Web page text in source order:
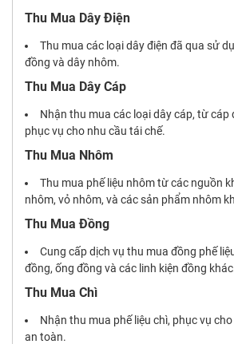
Thu Mua Dây Điện
Thu mua các loại dây điện đã qua sử
đồng và dây nhôm.
Thu Mua Dây Cáp
Nhận thu mua các loại dây cáp, từ cáp
phục vụ cho nhu cầu tái chế.
Thu Mua Nhôm
Thu mua phế liệu nhôm từ các nguồn
nhôm, vỏ nhôm, và các sản phẩm nhôm
Thu Mua Đồng
Cung cấp dịch vụ thu mua đồng phế
đồng, ống đồng và các linh kiện đồng
Thu Mua Chì
Nhận thu mua phế liệu chì, phục vụ
an toàn.